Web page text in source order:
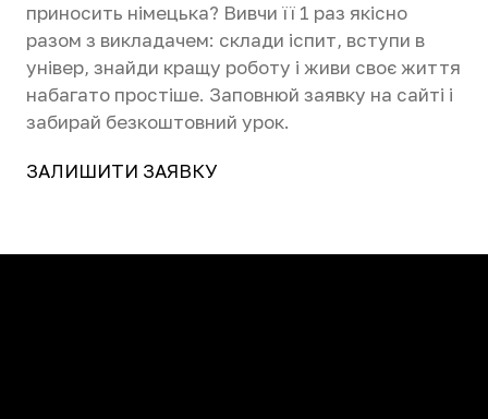
приносить німецька? Вивчи її 1 раз якісно
разом з викладачем: склади іспит, вступи в
універ, знайди кращу роботу і живи своє життя
набагато простіше. Заповнюй заявку на сайті і
забирай безкоштовний урок.
ЗАЛИШИТИ ЗАЯВКУ